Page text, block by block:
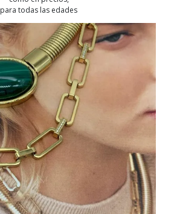
para todas las edades